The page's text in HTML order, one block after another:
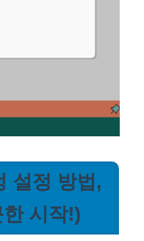
설정 방법,
시작!)